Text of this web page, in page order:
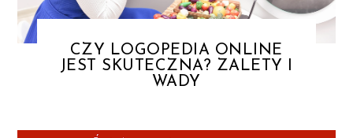
CZY LOGOPEDIA ONLINE
JEST SKUTECZNA? ZALETY I
WADY